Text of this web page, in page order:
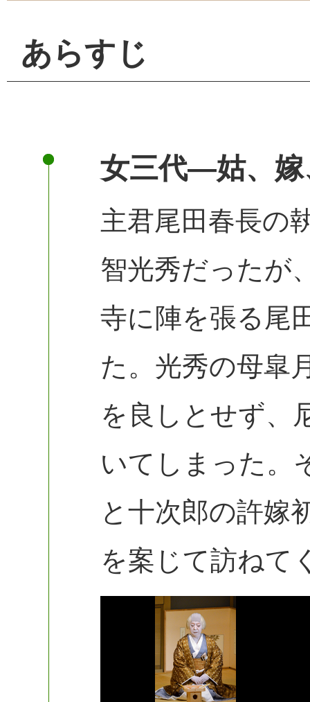
あらすじ
女三代―姑、嫁
主君尾田春長の
智光秀だったが
寺に陣を張る尾
た。光秀の母皐
を良しとせず、
いてしまった。
と十次郎の許嫁
を案じて訪ねて